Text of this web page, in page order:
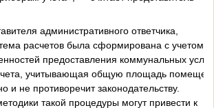
административного ответчика,
расчетов была сформирована с учетом
предоставления коммунальных услуг.
учитывающая общую площадь
и не противоречит законодательству.
такой процедуры могут привести к